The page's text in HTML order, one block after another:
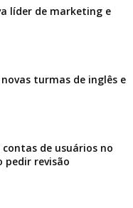
líder de marketing e
turmas de inglês e
de usuários no
pedir revisão